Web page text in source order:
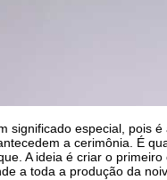
significado especial, pois é
a cerimônia. É
A ideia é criar o
a toda a produção da